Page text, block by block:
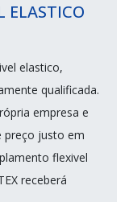
ELASTICO
elastico,
qualificada.
empresa e
preço justo em
flexivel
receberá